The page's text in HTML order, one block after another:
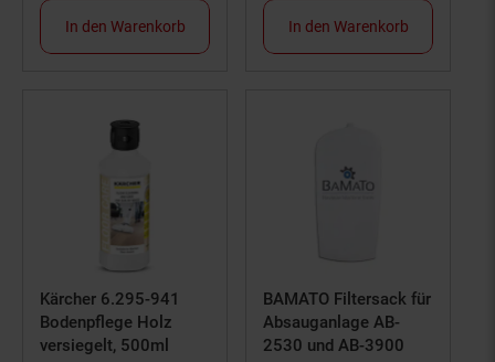
In den Warenkorb
Waschsauger, mit
Zubehör,
Selbstreinigung
In den Warenkorb
Kärcher 6.295-941
Bodenpflege Holz
versiegelt, 500ml
BAMATO Filtersack für
Absauganlage AB-
2530 und AB-3900